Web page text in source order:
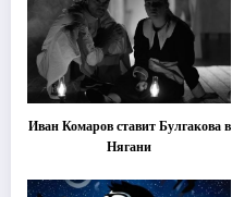
Иван Комаров ставит Булгакова в
Нягани